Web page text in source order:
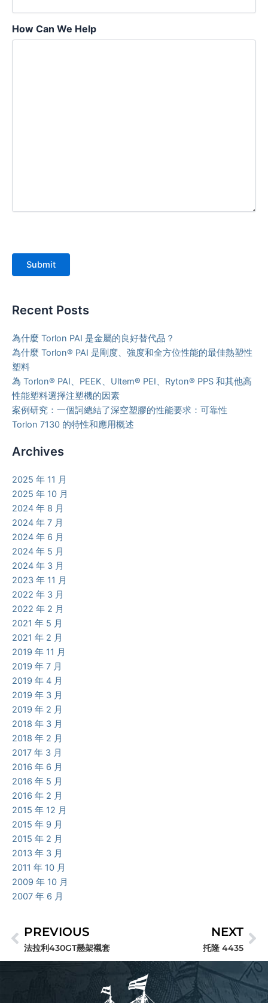
How Can We Help
Submit
Recent Posts
為什麼 Torlon PAI 是金屬的良好替代品？
為什麼 Torlon® PAI 是剛度、強度和全方位性能的最佳熱塑性
塑料
為 Torlon® PAI、PEEK、Ultem® PEI、Ryton® PPS 和其他高
性能塑料選擇注塑機的因素
案例研究：一個詞總結了深空塑膠的性能要求：可靠性
Torlon 7130 的特性和應用概述
Archives
2025 年 11 月
2025 年 10 月
2024 年 8 月
2024 年 7 月
2024 年 6 月
2024 年 5 月
2024 年 3 月
2023 年 11 月
2022 年 3 月
2022 年 2 月
2021 年 5 月
2021 年 2 月
2019 年 11 月
2019 年 7 月
2019 年 4 月
2019 年 3 月
2019 年 2 月
2018 年 3 月
2018 年 2 月
2017 年 3 月
2016 年 6 月
2016 年 5 月
2016 年 2 月
2015 年 12 月
2015 年 9 月
2015 年 2 月
2013 年 3 月
2011 年 10 月
2009 年 10 月
2007 年 6 月
上一頁
PREVIOUS
法拉利430GT懸架襯套
NEXT
托隆 4435
下